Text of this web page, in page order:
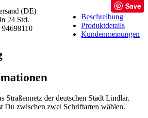
(DE)
24 Std.
Save
Beschreibung
Produktdetails
Kundenmeinungen
Straßennetz der deutschen Stadt Lindlar.
Du zwischen zwei Schriftarten wählen.